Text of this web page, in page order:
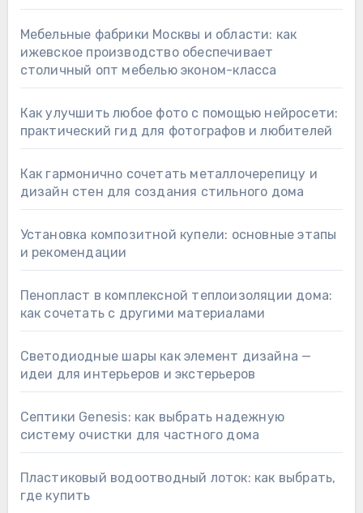
Мебельные фабрики Москвы и области: как
ижевское производство обеспечивает
столичный опт мебелью эконом-класса
Как улучшить любое фото с помощью нейросети:
практический гид для фотографов и любителей
Как гармонично сочетать металлочерепицу и
дизайн стен для создания стильного дома
Установка композитной купели: основные этапы
и рекомендации
Пенопласт в комплексной теплоизоляции дома:
как сочетать с другими материалами
Светодиодные шары как элемент дизайна —
идеи для интерьеров и экстерьеров
Септики Genesis: как выбрать надежную
систему очистки для частного дома
Пластиковый водоотводный лоток: как выбрать,
где купить